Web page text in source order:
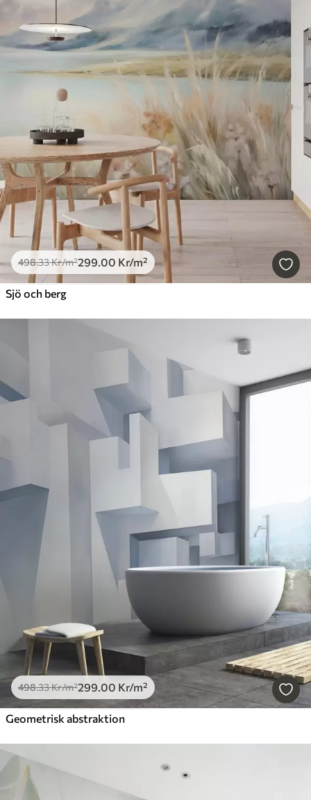
498.33Kr/m²299.00 Kr/m²
Sjö och berg
498.33Kr/m²299.00 Kr/m²
Geometrisk abstraktion